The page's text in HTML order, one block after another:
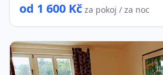
od 1 600 Kč za pokoj / za noc